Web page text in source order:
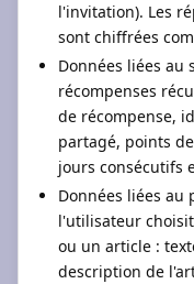
l'invitation). Les
sont chiffrées
Données liées au
récompenses
de récompense,
partagé, points
jours consécutifs
Données liées au
l'utilisateur
ou un article :
description de